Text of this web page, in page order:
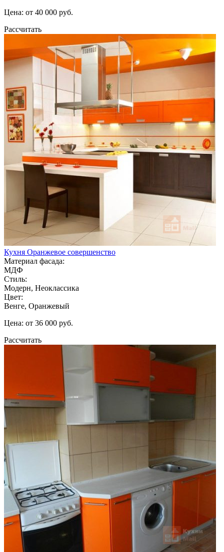
Цена: от 40 000 руб.
Рассчитать
Кухня Оранжевое совершенство
Материал фасада:
МДФ
Стиль:
Модерн, Неоклассика
Цвет:
Венге, Оранжевый
Цена: от 36 000 руб.
Рассчитать